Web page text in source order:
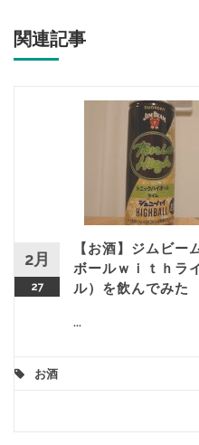
関連記事
2月
27
【お酒】ジムビー
ボールｗｉｔｈラ
ル）を飲んでみた
...
お酒